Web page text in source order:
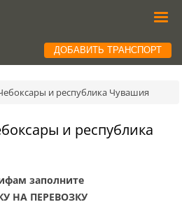
ДОБАВИТЬ ТРАНСПОРТ
и республика Чувашия
и республика
заполните
НА ПЕРЕВОЗКУ